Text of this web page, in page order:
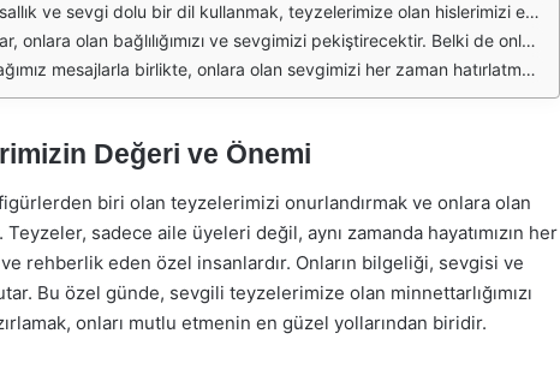
olacaktır. Basit ama anlam dolu cümleler, teyzelerimizin kalplerine dokunacak ve onlara hayatımızdaki yerlerinin ne kadar kıymetli olduğunu hissettirecektir. Bu özel günde, onlara olan sevgimizi bir kez daha hatırlatmak için güzel mesajlar yazalım.
bir alıntı ile duygularımızı ifade edebiliriz. Bu, onlara olan sevgimizin ne kadar derin olduğunu gösterecektir. Ayrıca, teyzelerimizin de bu özel günde güzel bir sürprizle karşılaşmasını sağlamak, onları mutlu etmek adına harika bir fikir olabilir.
Teyzelerimiz, hayatımızın vazgeçilmez bir parçası; onları her zaman hatırlamak ve sevmek, bizim için önemli bir sorumluluktur. Bu özel günde onlara en güzel dileklerimizi iletmek, onları mutlu edecektir.
Değeri ve Önemi
biri olan teyzelerimizi onurlandırmak ve onlara olan
sadece aile üyeleri değil, aynı zamanda hayatımızın her
rehberlik eden özel insanlardır. Onların bilgeliği, sevgisi ve
Bu özel günde, sevgili teyzelerimize olan minnettarlığımızı
onları mutlu etmenin en güzel yollarından biridir.